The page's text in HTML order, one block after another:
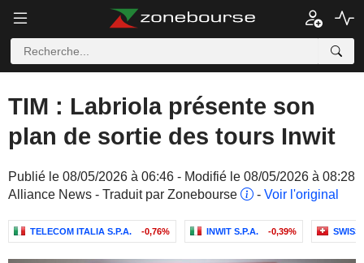
TIM : Labriola présente son
plan de sortie des tours Inwit
Publié le 08/05/2026 à 06:46 - Modifié le 08/05/2026 à 08:28
Alliance News - Traduit par Zonebourse
- Voir l'original
TELECOM ITALIA S.P.A. -0,76% INWIT S.P.A. -0,39%